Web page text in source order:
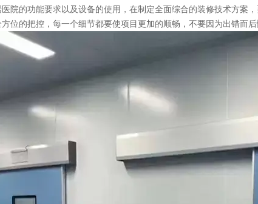
院的功能要求以及设备的使用，在制定全面综合的装修技术方案
位的把控，每一个细节都要使项目更加的顺畅，不要因为出错而后